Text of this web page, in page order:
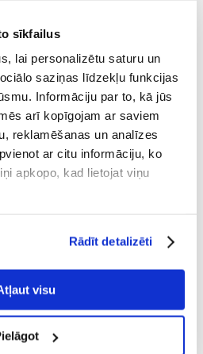
sīkfailus
lai personalizētu saturu un
saziņas līdzekļu funkcijas
Informāciju par to, kā jūs
arī kopīgojam ar saviem
reklamēšanas un analīzes
ar citu informāciju, ko
apkopo, kad lietojat viņu
Rādīt detalizēti
visu
īsspalvainiem kaķiem
€22.83
PIEVIENOT GROZAM